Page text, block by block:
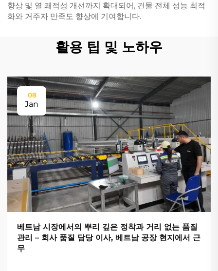
향상 및 열 쾌적성 개선까지 확대되어, 건물 전체 성능 최적
화와 거주자 만족도 향상에 기여합니다.
활용 팁 및 노하우
08
Jan
베트남 시장에서의 뿌리 깊은 정착과 거리 없는 품질
관리 – 회사 품질 담당 이사, 베트남 공장 현지에서 근
무